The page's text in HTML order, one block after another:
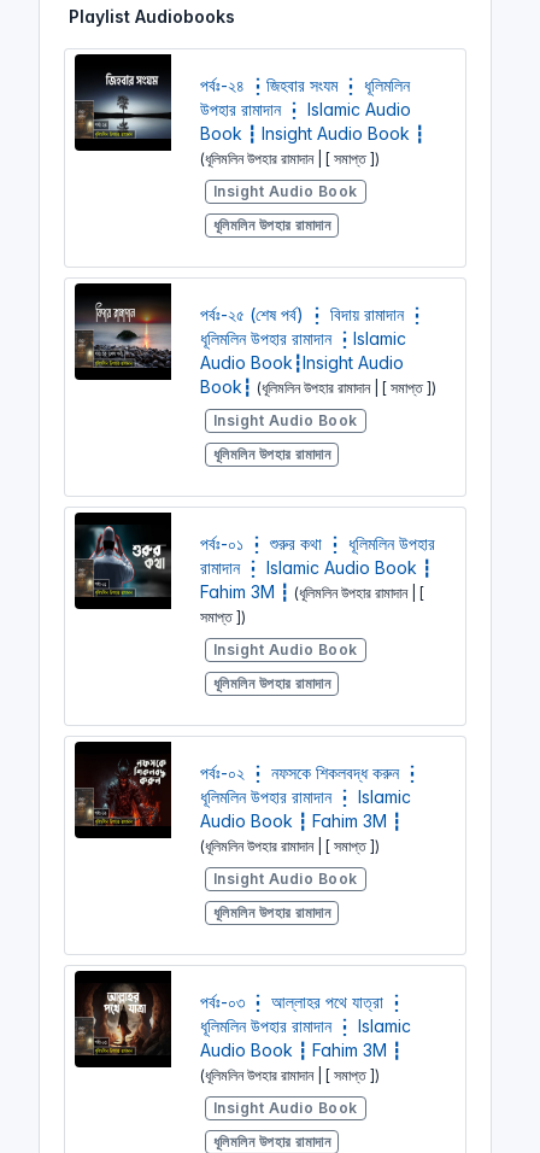
n
g
s
f
e
Playlist Audiobooks
পর্বঃ-২৪ ┇জিহবার সংযম ┇ ধূলিমলিন
উপহার রামাদান ┇ Islamic Audio
Book ┇ Insight Audio Book ┇
(ধূলিমলিন উপহার রামাদান | [ সমাপ্ত ])
Insight Audio Book
ধূলিমলিন উপহার রামাদান
পর্বঃ-২৫ (শেষ পর্ব) ┇ বিদায় রামাদান ┇
ধূলিমলিন উপহার রামাদান ┇Islamic
Audio Book┇Insight Audio
Book┇ (ধূলিমলিন উপহার রামাদান | [ সমাপ্ত ])
Insight Audio Book
ধূলিমলিন উপহার রামাদান
পর্বঃ-০১ ┇ শুরুর কথা ┇ ধূলিমলিন উপহার
রামাদান ┇ Islamic Audio Book ┇
Fahim 3M ┇ (ধূলিমলিন উপহার রামাদান | [
সমাপ্ত ])
Insight Audio Book
ধূলিমলিন উপহার রামাদান
পর্বঃ-০২ ┇ নফসকে শিকলবদ্ধ করুন ┇
ধূলিমলিন উপহার রামাদান ┇ Islamic
Audio Book ┇ Fahim 3M ┇
(ধূলিমলিন উপহার রামাদান | [ সমাপ্ত ])
Insight Audio Book
ধূলিমলিন উপহার রামাদান
পর্বঃ-০৩ ┇ আল্লাহর পথে যাত্রা ┇
ধূলিমলিন উপহার রামাদান ┇ Islamic
Audio Book ┇ Fahim 3M ┇
(ধূলিমলিন উপহার রামাদান | [ সমাপ্ত ])
Insight Audio Book
ধূলিমলিন উপহার রামাদান